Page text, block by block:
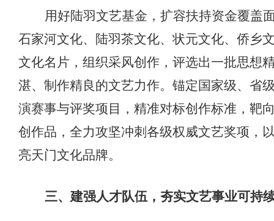
用好陆羽文艺基金，扩容扶持资金覆盖
石家河文化、陆羽茶文化、状元文化、侨乡
文化名片，组织采风创作，评选出一批思想
湛、制作精良的文艺力作。锚定国家级、省
演赛事与评奖项目，精准对标创作标准，靶
创作品，全力攻坚冲刺各级权威文艺奖项，
亮天门文化品牌。
三、 建强人才队伍，夯实文艺事业可持